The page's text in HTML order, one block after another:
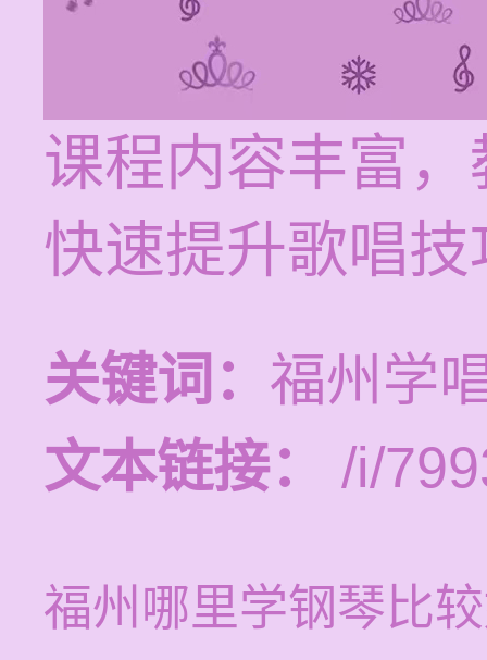
课程内容丰富
快速提升歌唱技
关键词： 福州学
文本链接：
/i/
福州哪里学钢琴比